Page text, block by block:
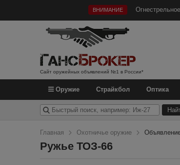
ВНИМАНИЕ
Сайт оружейных объявлений №1 в России*
Оружие Страйкбол Оптика
Главная Охотничье оружие
Ружье ТОЗ-66